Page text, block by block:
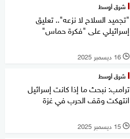
شرق أوسط
"تجميد السلاح لا نزعه".. تعليق
إسرائيلي على "فكرة حماس"
l 16 ديسمبر 2025
شرق أوسط
ترامب: نبحث ما إذا كانت إسرائيل
انتهكت وقف الحرب في غزة
l 15 ديسمبر 2025